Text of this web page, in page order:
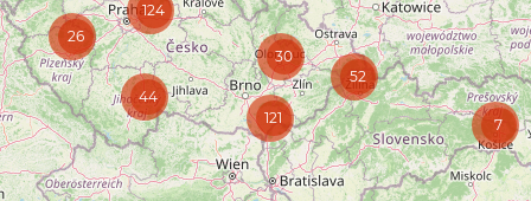
26
124
52
44
30
121 7